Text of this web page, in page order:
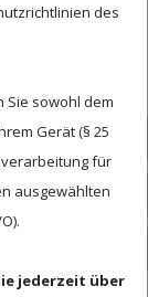
allem
mit
in
des
Sie sowohl dem
Gerät (§ 25
für
ausgewählten
jederzeit über